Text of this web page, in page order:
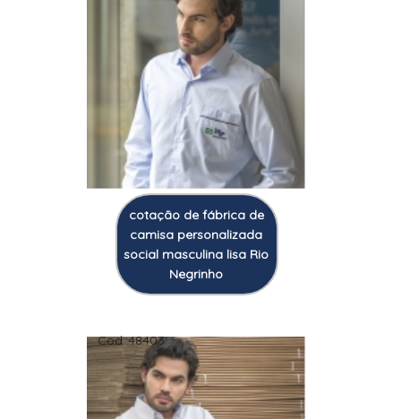
cotação de fábrica de
camisa personalizada
social masculina lisa Rio
Negrinho
Cod.:48403